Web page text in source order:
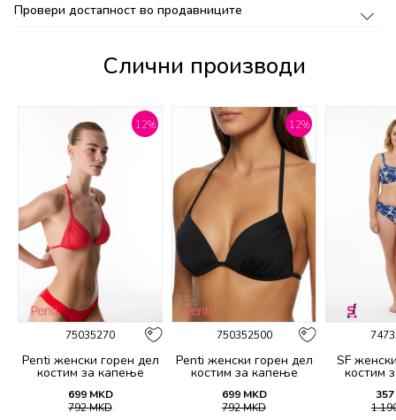
Провери достапност во продавниците
Слични производи
12%
75035270
Penti женски горeн дел
костим за капење
TOP
699 MKD
792MKD
12%
750352500
Penti женски горeн дел
костим за капење
TOP
699 MKD
792MKD
SF
костим
357